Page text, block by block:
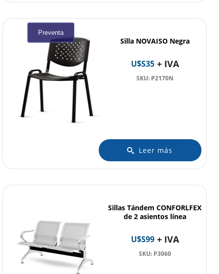
Silla NOVAISO Negra
Preventa
U$S35+ IVA
SKU: P2170N
Leer más
Sillas Tándem CONFORLFEX
de 2 asientos línea
U$S99+ IVA
SKU: P3060